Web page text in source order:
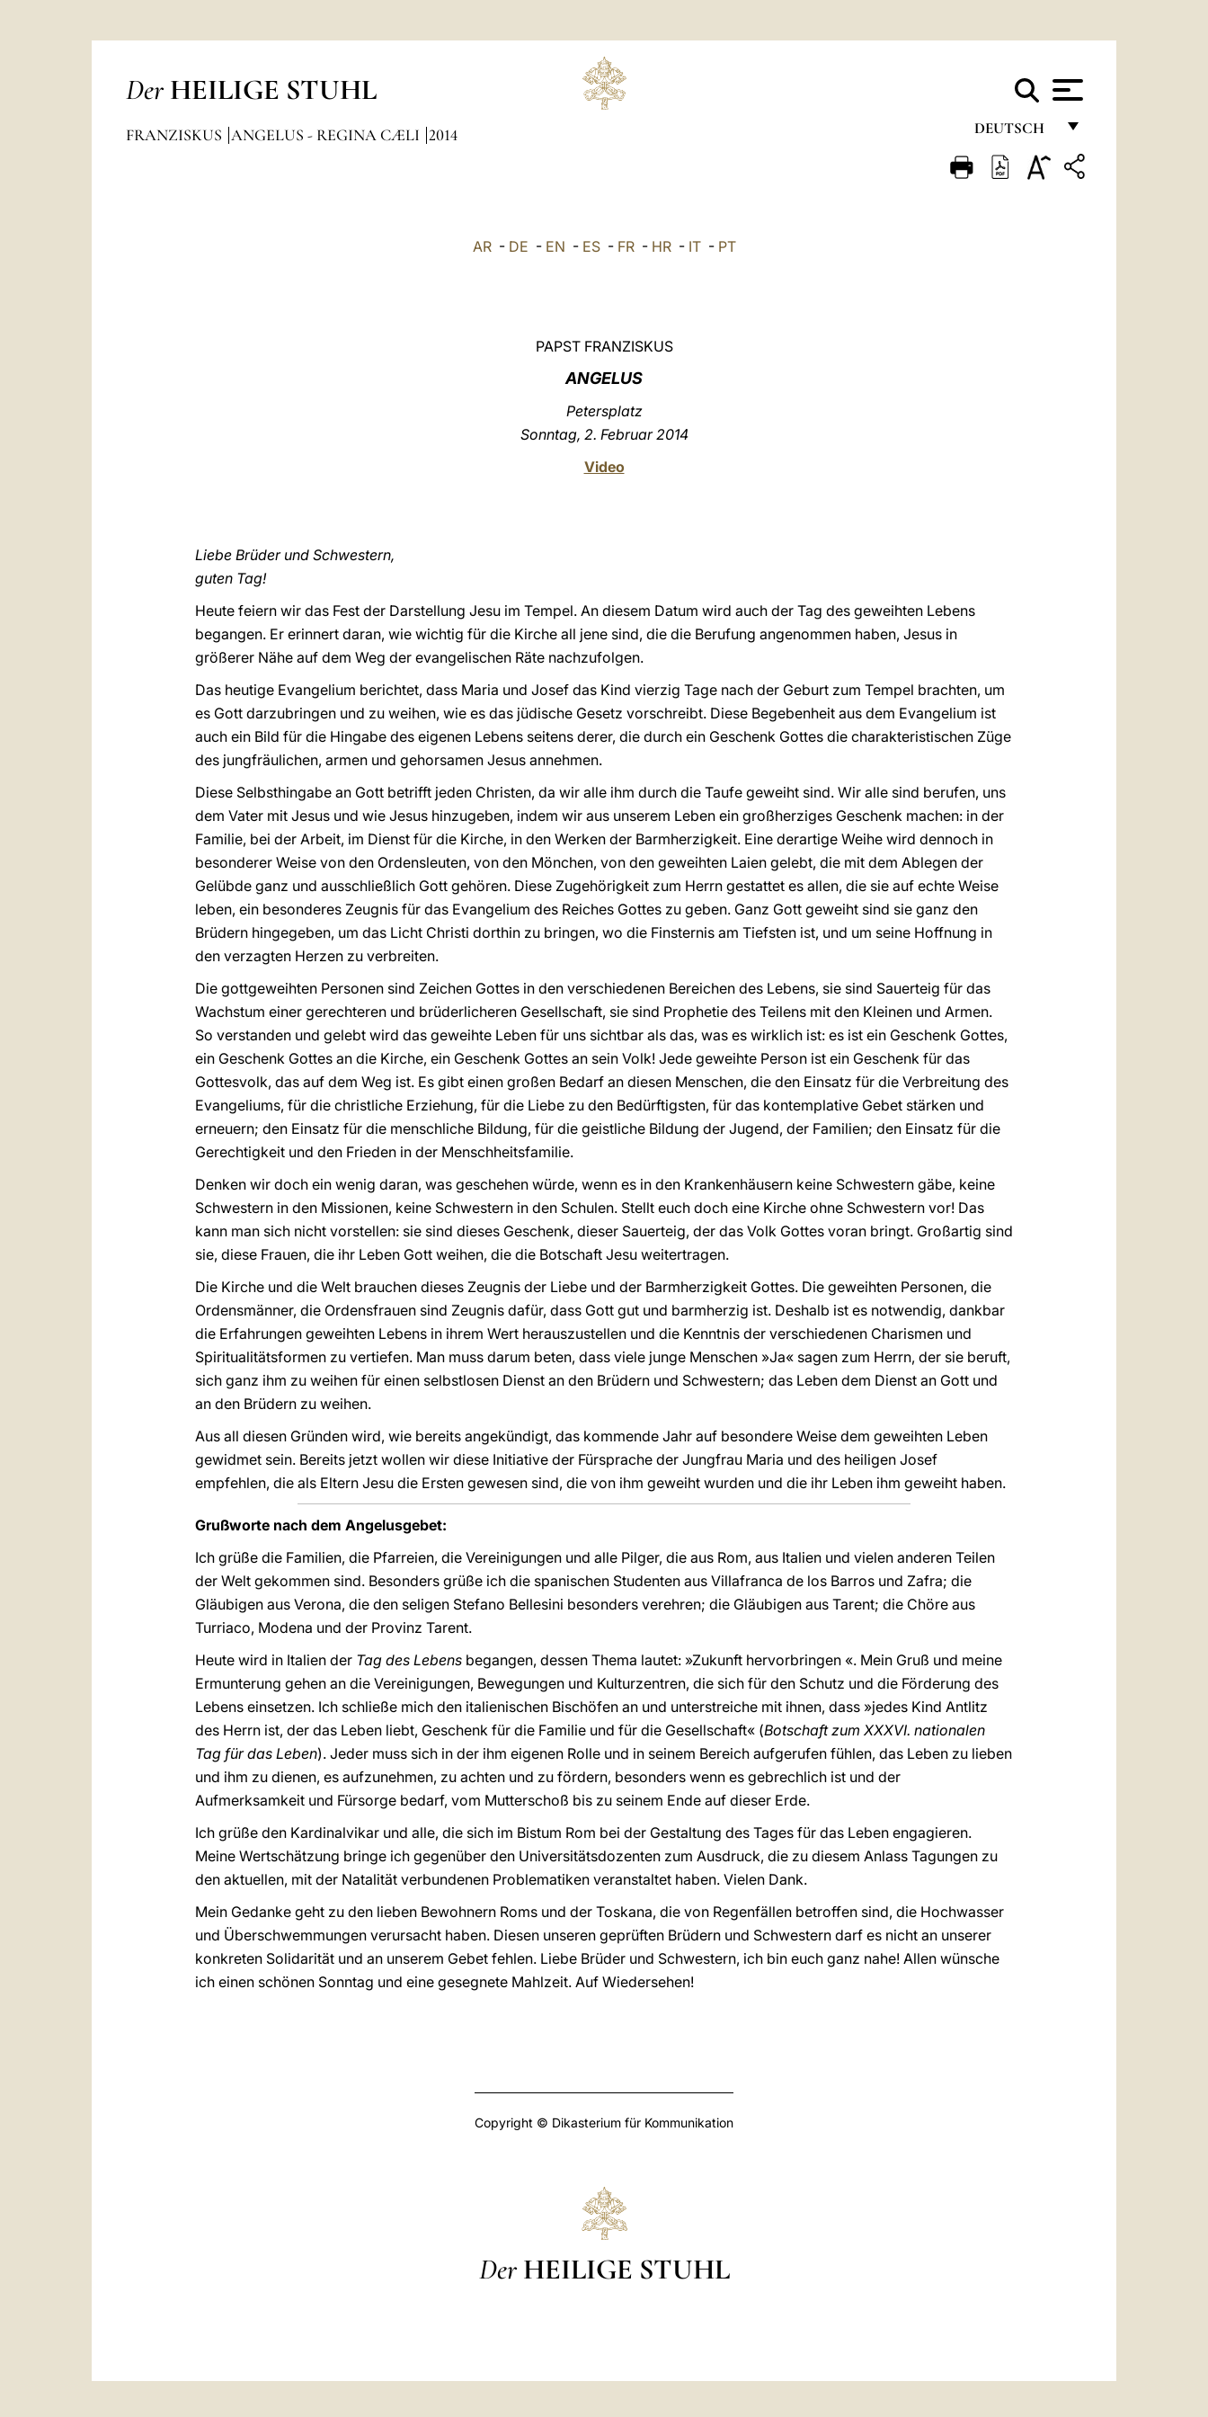
Der HEILIGE STUHL
DEUTSCH
FRANÇAIS
FRANZISKUS ANGELUS - REGINA CÆLI 2014
AR- DE - EN - ES- FR- HR- IT- PT
PAPST FRANZISKUS
ANGELUS
Petersplatz
Sonntag, 2. Februar 2014
Video
Liebe Brüder und Schwestern,
guten Tag!
Heute feiern wir das Fest der Darstellung Jesu im Tempel. An diesem Datum wird auch der Tag des geweihten Lebens
begangen. Er erinnert daran, wie wichtig für die Kirche all jene sind, die die Berufung angenommen haben, Jesus in
größerer Nähe auf dem Weg der evangelischen Räte nachzufolgen.
Das heutige Evangelium berichtet, dass Maria und Josef das Kind vierzig Tage nach der Geburt zum Tempel brachten, um
es Gott darzubringen und zu weihen, wie es das jüdische Gesetz vorschreibt. Diese Begebenheit aus dem Evangelium ist
auch ein Bild für die Hingabe des eigenen Lebens seitens derer, die durch ein Geschenk Gottes die charakteristischen Züge
des jungfräulichen, armen und gehorsamen Jesus annehmen.
Diese Selbsthingabe an Gott betrifft jeden Christen, da wir alle ihm durch die Taufe geweiht sind. Wir alle sind berufen, uns
dem Vater mit Jesus und wie Jesus hinzugeben, indem wir aus unserem Leben ein großherziges Geschenk machen: in der
Familie, bei der Arbeit, im Dienst für die Kirche, in den Werken der Barmherzigkeit. Eine derartige Weihe wird dennoch in
besonderer Weise von den Ordensleuten, von den Mönchen, von den geweihten Laien gelebt, die mit dem Ablegen der
Gelübde ganz und ausschließlich Gott gehören. Diese Zugehörigkeit zum Herrn gestattet es allen, die sie auf echte Weise
leben, ein besonderes Zeugnis für das Evangelium des Reiches Gottes zu geben. Ganz Gott geweiht sind sie ganz den
Brüdern hingegeben, um das Licht Christi dorthin zu bringen, wo die Finsternis am Tiefsten ist, und um seine Hoffnung in
den verzagten Herzen zu verbreiten.
Die gottgeweihten Personen sind Zeichen Gottes in den verschiedenen Bereichen des Lebens, sie sind Sauerteig für das
Wachstum einer gerechteren und brüderlicheren Gesellschaft, sie sind Prophetie des Teilens mit den Kleinen und Armen.
So verstanden und gelebt wird das geweihte Leben für uns sichtbar als das, was es wirklich ist: es ist ein Geschenk Gottes,
ein Geschenk Gottes an die Kirche, ein Geschenk Gottes an sein Volk! Jede geweihte Person ist ein Geschenk für das
Gottesvolk, das auf dem Weg ist. Es gibt einen großen Bedarf an diesen Menschen, die den Einsatz für die Verbreitung des
Evangeliums, für die christliche Erziehung, für die Liebe zu den Bedürftigsten, für das kontemplative Gebet stärken und
erneuern; den Einsatz für die menschliche Bildung, für die geistliche Bildung der Jugend, der Familien; den Einsatz für die
Gerechtigkeit und den Frieden in der Menschheitsfamilie.
Denken wir doch ein wenig daran, was geschehen würde, wenn es in den Krankenhäusern keine Schwestern gäbe, keine
Schwestern in den Missionen, keine Schwestern in den Schulen. Stellt euch doch eine Kirche ohne Schwestern vor! Das
kann man sich nicht vorstellen: sie sind dieses Geschenk, dieser Sauerteig, der das Volk Gottes voran bringt. Großartig sind
sie, diese Frauen, die ihr Leben Gott weihen, die die Botschaft Jesu weitertragen.
Die Kirche und die Welt brauchen dieses Zeugnis der Liebe und der Barmherzigkeit Gottes. Die geweihten Personen, die
Ordensmänner, die Ordensfrauen sind Zeugnis dafür, dass Gott gut und barmherzig ist. Deshalb ist es notwendig, dankbar
die Erfahrungen geweihten Lebens in ihrem Wert herauszustellen und die Kenntnis der verschiedenen Charismen und
Spiritualitätsformen zu vertiefen. Man muss darum beten, dass viele junge Menschen »Ja« sagen zum Herrn, der sie beruft,
sich ganz ihm zu weihen für einen selbstlosen Dienst an den Brüdern und Schwestern; das Leben dem Dienst an Gott und
an den Brüdern zu weihen.
Aus all diesen Gründen wird, wie bereits angekündigt, das kommende Jahr auf besondere Weise dem geweihten Leben
gewidmet sein. Bereits jetzt wollen wir diese Initiative der Fürsprache der Jungfrau Maria und des heiligen Josef
empfehlen, die als Eltern Jesu die Ersten gewesen sind, die von ihm geweiht wurden und die ihr Leben ihm geweiht haben.
Grußworte nach dem Angelusgebet:
Ich grüße die Familien, die Pfarreien, die Vereinigungen und alle Pilger, die aus Rom, aus Italien und vielen anderen Teilen
der Welt gekommen sind. Besonders grüße ich die spanischen Studenten aus Villafranca de los Barros und Zafra; die
Gläubigen aus Verona, die den seligen Stefano Bellesini besonders verehren; die Gläubigen aus Tarent; die Chöre aus
Turriaco, Modena und der Provinz Tarent.
Heute wird in Italien der Tag des Lebens begangen, dessen Thema lautet: »Zukunft hervorbringen «. Mein Gruß und meine
Ermunterung gehen an die Vereinigungen, Bewegungen und Kulturzentren, die sich für den Schutz und die Förderung des
Lebens einsetzen. Ich schließe mich den italienischen Bischöfen an und unterstreiche mit ihnen, dass »jedes Kind Antlitz
des Herrn ist, der das Leben liebt, Geschenk für die Familie und für die Gesellschaft« (Botschaft zum XXXVI. nationalen
Tag für das Leben). Jeder muss sich in der ihm eigenen Rolle und in seinem Bereich aufgerufen fühlen, das Leben zu lieben
und ihm zu dienen, es aufzunehmen, zu achten und zu fördern, besonders wenn es gebrechlich ist und der
Aufmerksamkeit und Fürsorge bedarf, vom Mutterschoß bis zu seinem Ende auf dieser Erde.
Ich grüße den Kardinalvikar und alle, die sich im Bistum Rom bei der Gestaltung des Tages für das Leben engagieren.
Meine Wertschätzung bringe ich gegenüber den Universitätsdozenten zum Ausdruck, die zu diesem Anlass Tagungen zu
den aktuellen, mit der Natalität verbundenen Problematiken veranstaltet haben. Vielen Dank.
Mein Gedanke geht zu den lieben Bewohnern Roms und der Toskana, die von Regenfällen betroffen sind, die Hochwasser
und Überschwemmungen verursacht haben. Diesen unseren geprüften Brüdern und Schwestern darf es nicht an unserer
konkreten Solidarität und an unserem Gebet fehlen. Liebe Brüder und Schwestern, ich bin euch ganz nahe! Allen wünsche
ich einen schönen Sonntag und eine gesegnete Mahlzeit. Auf Wiedersehen!
Copyright © Dikasterium für Kommunikation
Der HEILIGE STUHL